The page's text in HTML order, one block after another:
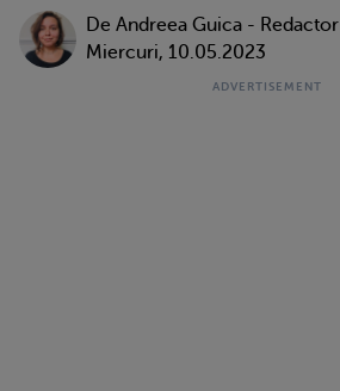
De Andreea Guica - Redactor
Miercuri, 10.05.2023